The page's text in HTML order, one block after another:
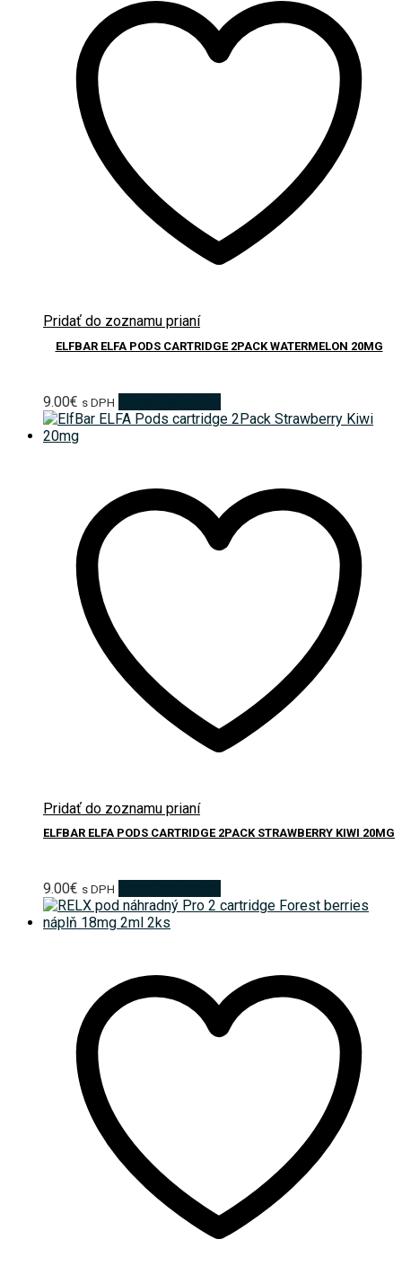
Pridať do zoznamu prianí
ELFBAR ELFA PODS CARTRIDGE 2PACK WATERMELON 20MG
9.00€ s DPH
Pridať do zoznamu prianí
ELFBAR ELFA PODS CARTRIDGE 2PACK STRAWBERRY KIWI 20MG
9.00€ s DPH